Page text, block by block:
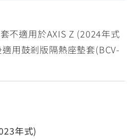
不適用於AXIS Z (2024年式
用鼓剎版隔熱座墊套(BCV-
年式)